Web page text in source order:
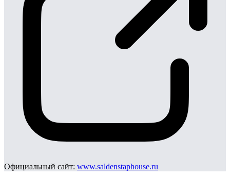
Официальный сайт: www.saldenstaphouse.ru